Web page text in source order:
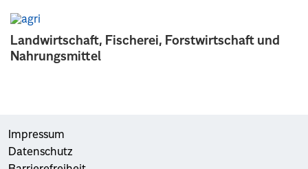
Landwirtschaft, Fischerei, Forstwirtschaft und
Nahrungsmittel
Impressum
Datenschutz